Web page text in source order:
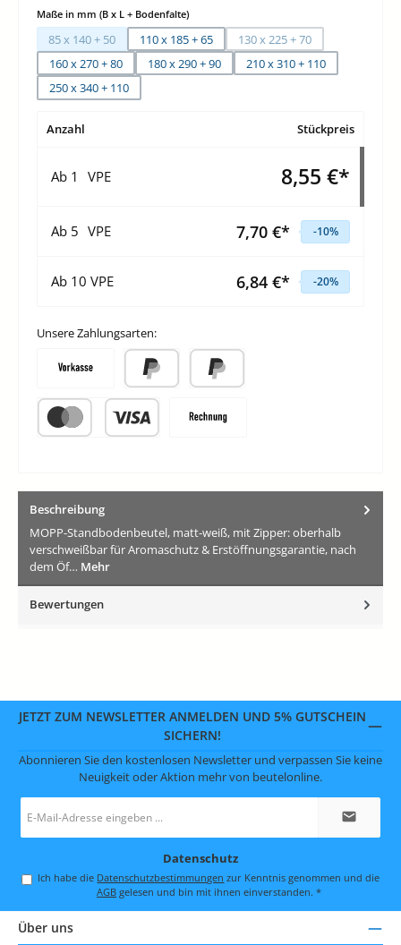
Maße in mm (B x L + Bodenfalte)auswählen
85 x 140 + 50(Diese Option ist zurzeit nicht verfügbar.)
110 x 185 + 65 130 x 225 + 70(Diese Option ist zurzeit
160 x 270 + 80 180 x 290 + 90
210 x 310 + 110
250 x 340 + 110
Anzahl Stückpreis
Ab 1 VPE 8,55 €*
Ab 5 VPE 7,70 €* -10%
Ab 10 VPE 6,84 €* -20%
Unsere Zahlungsarten:
Vorkasse PayPal
Beschreibung
MOPP-Standbodenbeutel, matt-weiß, mit Zipper: oberhalb
verschweißbar für Aromaschutz & Erstöffnungsgarantie, nach
dem Öf… Mehr
Bewertungen
JETZT ZUM NEWSLETTER ANMELDEN UND 5% GUTSCHEIN
SICHERN!
Abonnieren Sie den kostenlosen Newsletter und verpassen Sie keine
Neuigkeit oder Aktion mehr von beutelonline.
Mail-
Adresse
Datenschutz
Ich habe die Datenschutzbestimmungen
AGB gelesen und bin mit ihnen einverstanden.*
Über uns